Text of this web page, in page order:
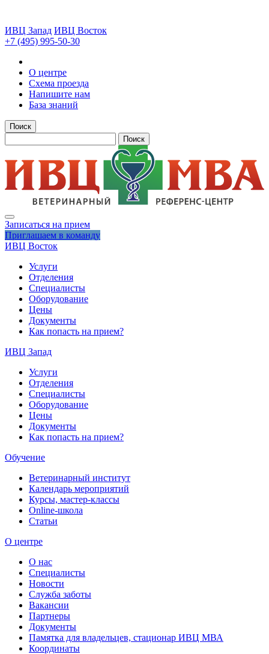
ИВЦ Запад ИВЦ Восток
+7 (495) 995-50-30
О центре
Схема проезда
Напишите нам
База знаний
Поиск
Поиск
Записаться на прием
Приглашаем в команду
ИВЦ Восток
Услуги
Отделения
Специалисты
Оборудование
Цены
Документы
Как попасть на прием?
ИВЦ Запад
Услуги
Отделения
Специалисты
Оборудование
Цены
Документы
Как попасть на прием?
Обучение
Ветеринарный институт
Календарь мероприятий
Курсы, мастер-классы
Online-школа
Статьи
О центре
О нас
Специалисты
Новости
Служба заботы
Вакансии
Партнеры
Документы
Памятка для владельцев, стационар ИВЦ МВА
Координаты